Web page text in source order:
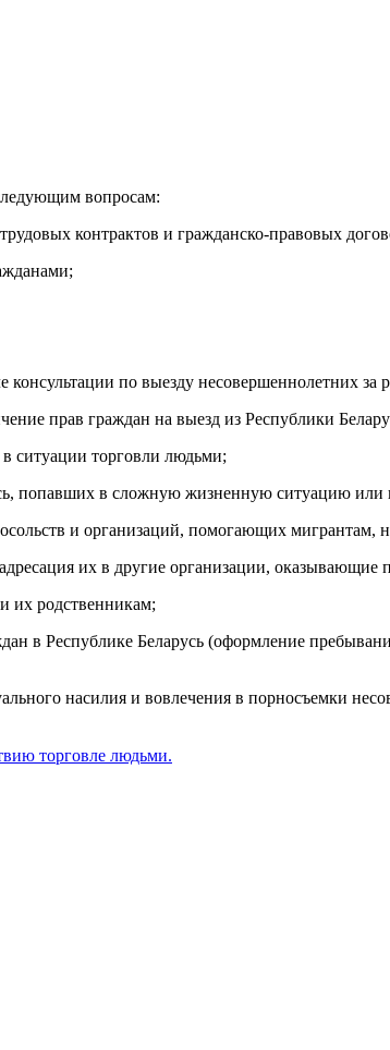
вопросам:
контрактов и гражданско-правовых
по выезду несовершеннолетних за
прав граждан на выезд из Республики
в ситуации торговли людьми;
попавших в сложную жизненную ситуацию
и организаций, помогающих мигрантам,
их в другие организации, оказывающие
их родственникам;
в Республике Беларусь (оформление
насилия и вовлечения в порносъемки
торговле людьми.